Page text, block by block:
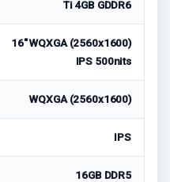
Ti 4GB GDDR6
16" WQXGA (2560x1600)
IPS 500nits
WQXGA (2560x1600)
IPS
16GB DDR5